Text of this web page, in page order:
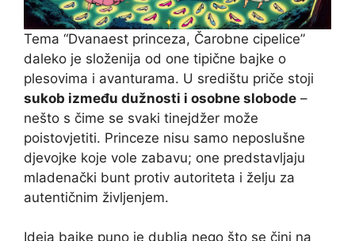
Tema “Dvanaest princeza, Čarobne cipelice”
daleko je složenija od one tipične bajke o
plesovima i avanturama. U središtu priče stoji
sukob između dužnosti i osobne slobode –
nešto s čime se svaki tinejdžer može
poistovjetiti. Princeze nisu samo neposlušne
djevojke koje vole zabavu; one predstavljaju
mladenački bunt protiv autoriteta i želju za
autentičnim življenjem.
Ideja bajke puno je dublja nego što se čini na